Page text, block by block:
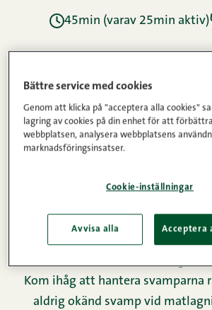
45min (varav 25min aktiv)
Instruktioner
Näringsinnehåll
I detta oerhört läckra recept
Kom ihåg att hantera svamparna
aldrig okänd svamp vid
Bättre service med cookies
Genom att klicka på "acceptera alla cookies"
lagring av cookies på din enhet för att
webbplatsen, analysera webbplatsens
marknadsföringsinsatser.
Cookie-inställningar
Avvisa alla Acceptera